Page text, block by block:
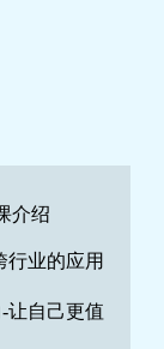
介绍
行业的应用
让自己更值